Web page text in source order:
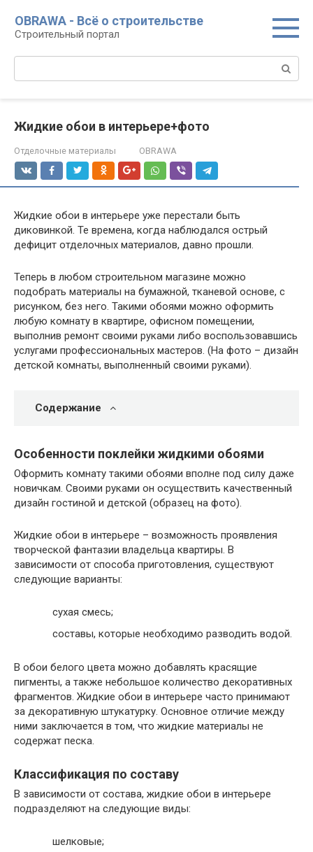
контенту
OBRAWA - Всё о строительстве
Строительный портал
Жидкие обои в интерьере+фото
Отделочные материалы OBRAWA
Жидкие обои в интерьере уже перестали быть
диковинкой. Те времена, когда наблюдался острый
дефицит отделочных материалов, давно прошли.
Теперь в любом строительном магазине можно
подобрать материалы на бумажной, тканевой основе, с
рисунком, без него. Такими обоями можно оформить
любую комнату в квартире, офисном помещении,
выполнив ремонт своими руками либо воспользовавшись
услугами профессиональных мастеров. (На фото – дизайн
детской комнаты, выполненный своими руками).
Содержание
Особенности поклейки жидкими обоями
Оформить комнату такими обоями вполне под силу даже
новичкам. Своими руками он осуществить качественный
дизайн гостиной и детской (образец на фото).
Жидкие обои в интерьере – возможность проявления
творческой фантазии владельца квартиры. В
зависимости от способа приготовления, существуют
следующие варианты:
сухая смесь;
составы, которые необходимо разводить водой.
В обои белого цвета можно добавлять красящие
пигменты, а также небольшое количество декоративных
фрагментов. Жидкие обои в интерьере часто принимают
за декоративную штукатурку. Основное отличие между
ними заключается в том, что жидкие материалы не
содержат песка.
Классификация по составу
В зависимости от состава, жидкие обои в интерьере
подразделяют на следующие виды:
шелковые;